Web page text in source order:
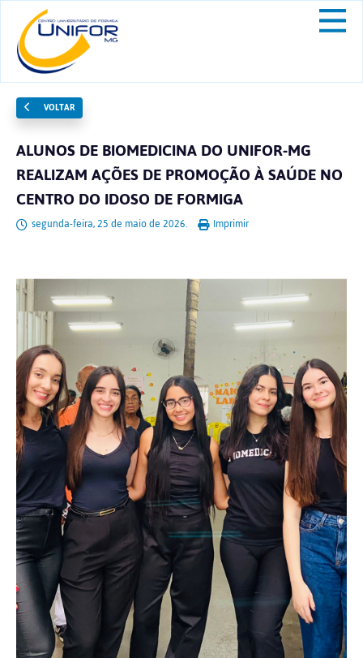
VOLTAR
ALUNOS DE BIOMEDICINA DO UNIFOR-MG
REALIZAM AÇÕES DE PROMOÇÃO À SAÚDE NO
CENTRO DO IDOSO DE FORMIGA
segunda-feira, 25 de maio de 2026. Imprimir